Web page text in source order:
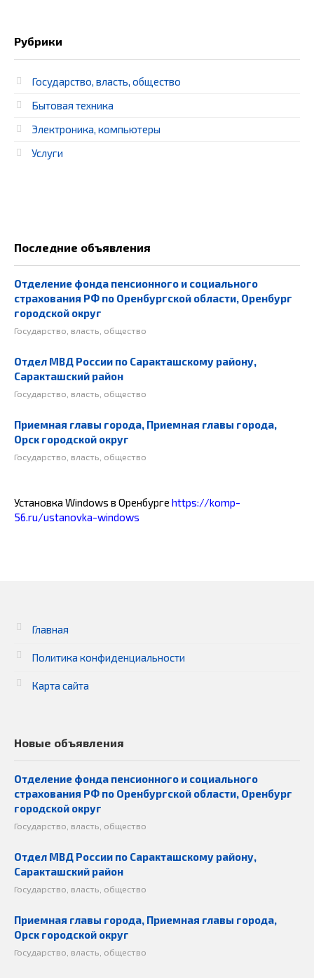
Рубрики
Государство, власть, общество
Бытовая техника
Электроника, компьютеры
Услуги
Последние объявления
Отделение фонда пенсионного и социального
страхования РФ по Оренбургской области, Оренбург
городской округ
Государство, власть, общество
Отдел МВД России по Саракташскому району,
Саракташский район
Государство, власть, общество
Приемная главы города, Приемная главы города,
Орск городской округ
Государство, власть, общество
Установка Windows в Оренбурге https://komp-
56.ru/ustanovka-windows
Главная
Политика конфиденциальности
Карта сайта
Новые объявления
Отделение фонда пенсионного и социального
страхования РФ по Оренбургской области, Оренбург
городской округ
Государство, власть, общество
Отдел МВД России по Саракташскому району,
Саракташский район
Государство, власть, общество
Приемная главы города, Приемная главы города,
Орск городской округ
Государство, власть, общество